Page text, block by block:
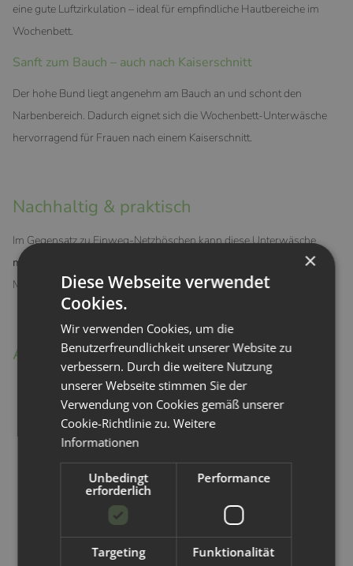
eine gute Luftzirkulation – ideal für empfindliche Hautbereiche im
Wochenbett.
Sanft zum Bauch – auch nach Kaiserschnitt
Der hohe Bund liegt angenehm am Bauch an und schont den
Narbenbereich. Dadurch eignet sich die Wochenbett-Unterwäsche
hervorragend für Frauen nach einem Kaiserschnitt.
Nachhaltig & praktisch
Im Gegensatz zu Einweg-Netzhöschen kann diese Unterwäsche
mehrfach gewaschen und wiederverwendet
werden. Das spart
Müll, ist hygienisch und deutlich komfortabler im Alltag.
Anwendung
Unterwäsche aus der Verpackung nehmen und vor dem
ersten Tragen ggf. sanft dehnen.
Wie einen normalen Slip anziehen und den hohen Bund
bequem positionieren.
Nach dem Tragen gemäß Pflegehinweisen waschen oder
×
Diese Webseite verwendet
Cookies.
Wir verwenden Cookies, um die
Benutzerfreundlichkeit unserer Website zu
verbessern. Durch die weitere Nutzung
unserer Webseite stimmen Sie der
Verwendung von Cookies gemäß unserer
Cookie-Richtlinie zu.Weitere
Informationen
Unbedingt
erforderlich
Performance
Targeting Funktionalität